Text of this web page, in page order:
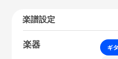
楽譜設定
楽器 ギ